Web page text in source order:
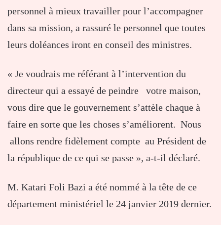
personnel à mieux travailler pour l’accompagner
dans sa mission, a rassuré le personnel que toutes
leurs doléances iront en conseil des ministres.
« Je voudrais me référant à l’intervention du
directeur qui a essayé de peindre votre maison,
vous dire que le gouvernement s’attèle chaque à
faire en sorte que les choses s’améliorent. Nous
allons rendre fidèlement compte au Président de
la république de ce qui se passe », a-t-il déclaré.
M. Katari Foli Bazi a été nommé à la tête de ce
département ministériel le 24 janvier 2019 dernier.